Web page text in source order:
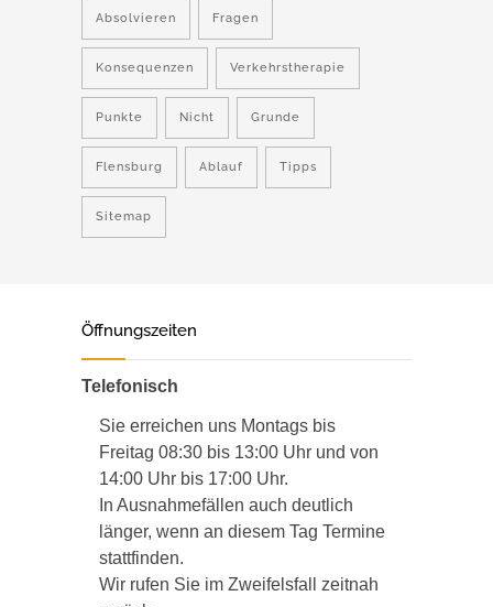
Absolvieren Fragen
Konsequenzen Verkehrstherapie
Punkte Nicht Grunde
Flensburg Ablauf Tipps
Sitemap
Öffnungszeiten
Telefonisch
Sie erreichen uns Montags bis
Freitag 08:30 bis 13:00 Uhr und von
14:00 Uhr bis 17:00 Uhr.
In Ausnahmefällen auch deutlich
länger, wenn an diesem Tag Termine
stattfinden.
Wir rufen Sie im Zweifelsfall zeitnah